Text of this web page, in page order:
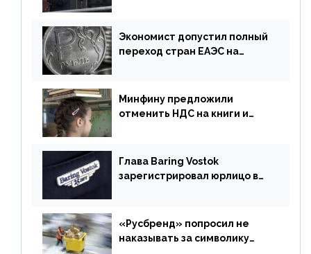
Экономист допустил полный
переход стран ЕАЭС на
Минфину предложили
отменить НДС на книги и
Глава Baring Vostok
зарегистрировал юрлицо в
«Русбренд» попросил не
наказывать за символику